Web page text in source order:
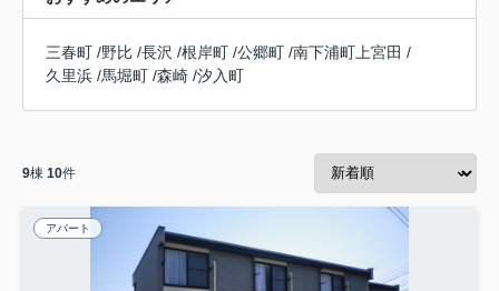
三春町 /野比 /長沢 /根岸町 /公郷町 /南下浦町上宮田 /
久里浜 /馬堀町 /森崎 /汐入町
9棟 10件
アパート